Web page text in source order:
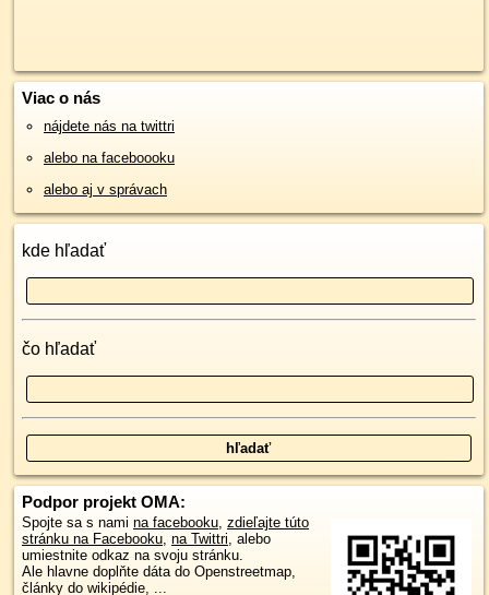
Viac o nás
nájdete nás na twittri
alebo na faceboooku
alebo aj v správach
kde hľadať
čo hľadať
Podpor projekt OMA:
Spojte sa s nami na facebooku, zdieľajte túto
stránku na Facebooku, na Twittri, alebo
umiestnite odkaz na svoju stránku.
Ale hlavne doplňte dáta do Openstreetmap,
články do wikipédie, ...